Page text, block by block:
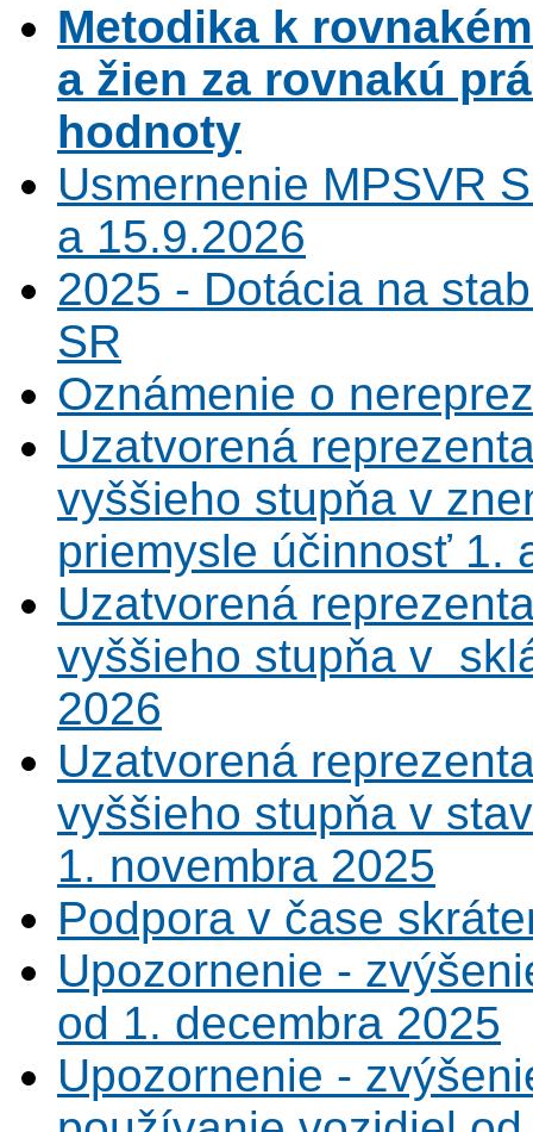
Metodika k
a žien za rovnakú
hodnoty
Usmernenie MPSVR
a 15.9.2026
2025 - Dotácia na
SR
Oznámenie o
Uzatvorená
vyššieho stupňa v
priemysle účinnosť 1.
Uzatvorená
vyššieho stupňa v
2026
Uzatvorená
vyššieho stupňa v
1. novembra 2025
Podpora v čase
Upozornenie -
od 1. decembra 2025
Upozornenie -